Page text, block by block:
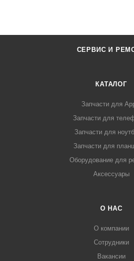
СЕРВИС И
КАТАЛОГ
Запчасти для
Запчасти для
Запчасти для
Запчасти для
Оборудование для
Аксессуары
О НАС
О компании
Сотрудники
Вакансии